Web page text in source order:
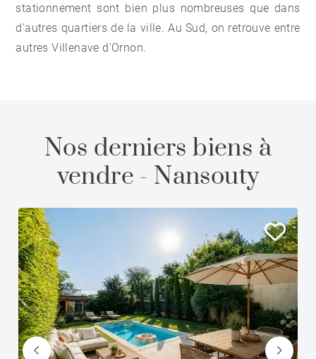
stationnement sont bien plus nombreuses que dans
d’autres quartiers de la ville. Au Sud, on retrouve entre
autresVillenave d'Ornon.
Nos derniers biens à
vendre - Nansouty